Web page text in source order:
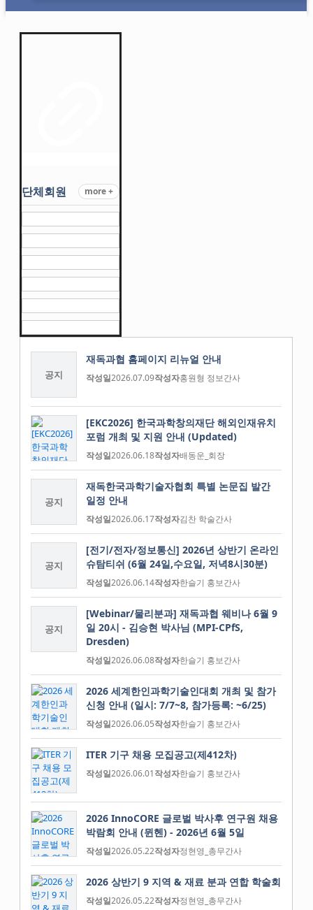
단체회원 more +
공지
재독과협 홈페이지 리뉴얼 안내
작성일2026.07.09작성자홍원형 정보간사
[EKC2026] 한국과학창의재단 해외인재유치
포럼 개최 및 지원 안내 (Updated)
작성일2026.06.18작성자배동운_회장
공지
재독한국과학기술자협회 특별 논문집 발간
일정 안내
작성일2026.06.17작성자김찬 학술간사
공지
[전기/전자/정보통신] 2026년 상반기 온라인
슈탐티쉬 (6월 24일,수요일, 저녁8시30분)
작성일2026.06.14작성자한슬기 홍보간사
공지
[Webinar/물리분과] 재독과협 웨비나 6월 9
일 20시 - 김승현 박사님 (MPI-CPfS,
Dresden)
작성일2026.06.08작성자한슬기 홍보간사
2026 세계한인과학기술인대회 개최 및 참가
신청 안내 (일시: 7/7~8, 참가등록: ~6/25)
작성일2026.06.05작성자한슬기 홍보간사
ITER 기구 채용 모집공고(제412차)
작성일2026.06.01작성자한슬기 홍보간사
2026 InnoCORE 글로벌 박사후 연구원 채용
박람회 안내 (뮌헨) - 2026년 6월 5일
작성일2026.05.22작성자정현영_총무간사
2026 상반기 9 지역 & 재료 분과 연합 학술회
작성일2026.05.22작성자정현영_총무간사